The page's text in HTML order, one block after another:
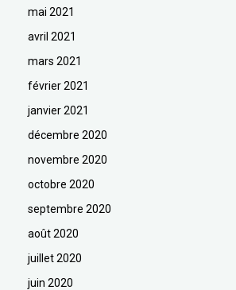
mai 2021
avril 2021
mars 2021
février 2021
janvier 2021
décembre 2020
novembre 2020
octobre 2020
septembre 2020
août 2020
juillet 2020
juin 2020